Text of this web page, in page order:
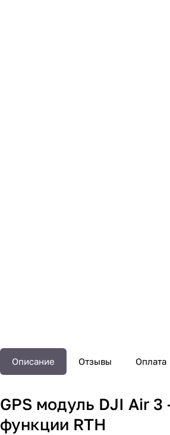
Описание Отзывы Оплата
GPS модуль DJI Air
функции RTH